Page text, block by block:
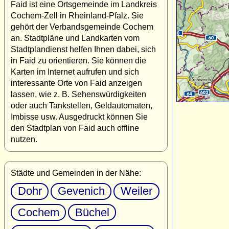
Faid ist eine Ortsgemeinde im Landkreis
Cochem-Zell in Rheinland-Pfalz. Sie
gehört der Verbandsgemeinde Cochem
an. Stadtpläne und Landkarten vom
Stadtplandienst helfen Ihnen dabei, sich
in Faid zu orientieren. Sie können die
Karten im Internet aufrufen und sich
interessante Orte von Faid anzeigen
lassen, wie z. B. Sehenswürdigkeiten
oder auch Tankstellen, Geldautomaten,
Imbisse usw. Ausgedruckt können Sie
den Stadtplan von Faid auch offline
nutzen.
Städte und Gemeinden in der Nähe:
Dohr Gevenich
Weiler
Cochem
Büchel